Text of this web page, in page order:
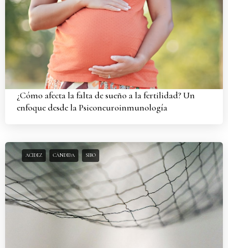
¿Cómo afecta la falta de sueño a la fertilidad? Un
enfoque desde la Psiconeuroinmunología
ACIDEZ CÁNDIDA SIBO